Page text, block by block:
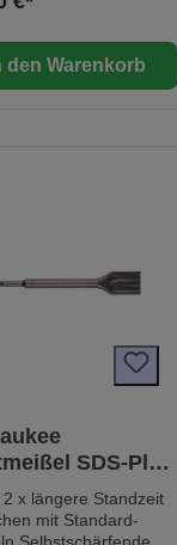
den Warenkorb
SDS-Plus
SLEDGE
40 mm
2 x längere Standzeit
mit Standard-